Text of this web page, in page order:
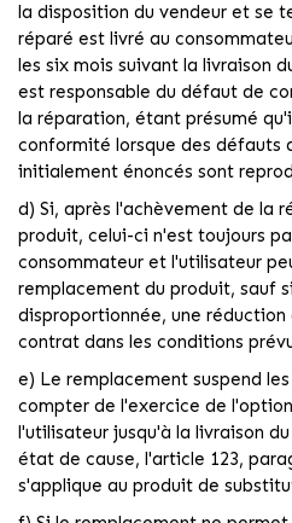
la disposition du vendeur et se
réparé est livré au
les six mois suivant la livraison
est responsable du défaut de
la réparation, étant présumé
conformité lorsque des défauts
initialement énoncés sont
d) Si, après l'achèvement de la
produit, celui-ci n'est toujours
consommateur et l'utilisateur
remplacement du produit, sauf
disproportionnée, une
contrat dans les conditions
e) Le remplacement suspend
compter de l'exercice de
l'utilisateur jusqu'à la livraison
état de cause, l'article 123,
s'applique au produit de